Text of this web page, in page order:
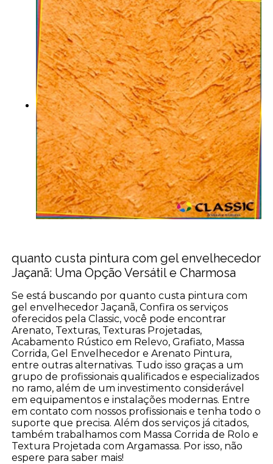
quanto custa pintura com gel envelhecedor
Jaçanã: Uma Opção Versátil e Charmosa
Se está buscando por quanto custa pintura com
gel envelhecedor Jaçanã, Confira os serviços
oferecidos pela Classic, você pode encontrar
Arenato, Texturas, Texturas Projetadas,
Acabamento Rústico em Relevo, Grafiato, Massa
Corrida, Gel Envelhecedor e Arenato Pintura,
entre outras alternativas. Tudo isso graças a um
grupo de profissionais qualificados e especializados
no ramo, além de um investimento considerável
em equipamentos e instalações modernas. Entre
em contato com nossos profissionais e tenha todo o
suporte que precisa. Além dos serviços já citados,
também trabalhamos com Massa Corrida de Rolo e
Textura Projetada com Argamassa. Por isso, não
espere para saber mais!